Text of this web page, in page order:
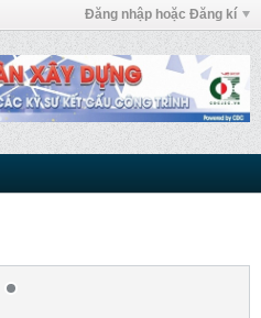
Đăng nhập hoặc Đăng kí